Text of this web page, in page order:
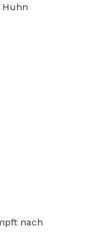
Huhn
nach